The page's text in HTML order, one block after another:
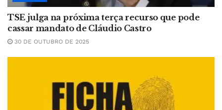
TSE julga na próxima terça recurso que pode
cassar mandato de Cláudio Castro
30 DE OUTUBRO DE 2025